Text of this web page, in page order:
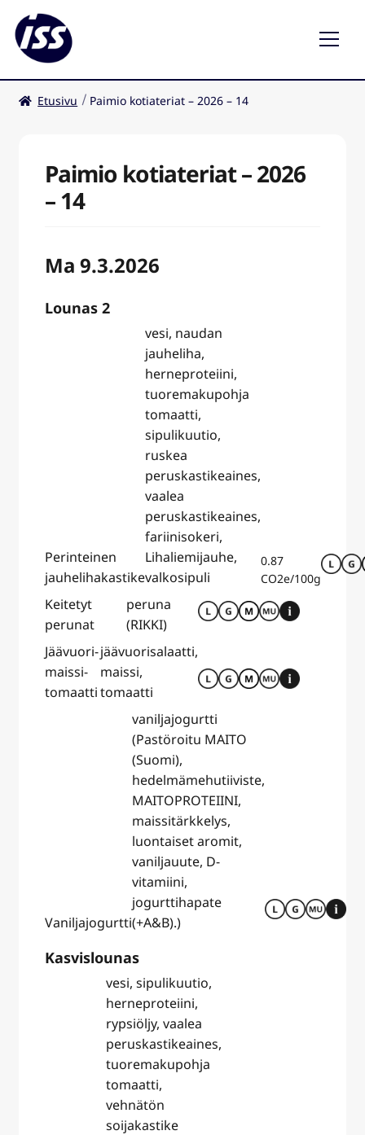
Ravintolat
Etusivu Paimio kotiateriat – 2026 – 14
Paimio kotiateriat – 2026
– 14
Ma 9.3.2026
Lounas 2
Perinteinen
jauhelihakastike
vesi, naudan
jauheliha,
herneproteiini,
tuoremakupohja
tomaatti,
sipulikuutio,
ruskea
peruskastikeaines,
vaalea
peruskastikeaines,
fariinisokeri,
Lihaliemijauhe,
valkosipuli
0.87
CO2e/100g
Keitetyt
perunat
peruna
(RIKKI)
Jäävuori-
maissi-
tomaatti
jäävuorisalaatti,
maissi,
tomaatti
Vaniljajogurtti
vaniljajogurtti
(Pastöroitu MAITO
(Suomi),
hedelmämehutiiviste,
MAITOPROTEIINI,
maissitärkkelys,
luontaiset aromit,
vaniljauute, D-
vitamiini,
jogurttihapate
(+A&B).)
Kasvislounas
vesi, sipulikuutio,
herneproteiini,
rypsiöljy, vaalea
peruskastikeaines,
tuoremakupohja
tomaatti,
vehnätön
soijakastike